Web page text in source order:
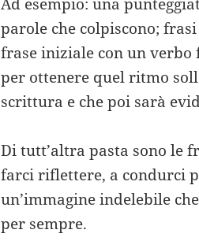
parole che colpiscono;
frase iniziale con un verbo
per ottenere quel ritmo
scrittura e che poi sarà
Di tutt’altra pasta sono le
farci riflettere, a condurci
un’immagine indelebile
per sempre.